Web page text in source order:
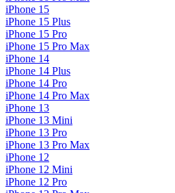
iPhone 15
iPhone 15 Plus
iPhone 15 Pro
iPhone 15 Pro Max
iPhone 14
iPhone 14 Plus
iPhone 14 Pro
iPhone 14 Pro Max
iPhone 13
iPhone 13 Mini
iPhone 13 Pro
iPhone 13 Pro Max
iPhone 12
iPhone 12 Mini
iPhone 12 Pro